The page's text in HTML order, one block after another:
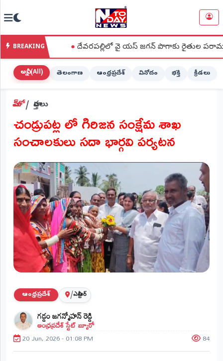
హోమ్
(Home)
STREAMING
లైవ్
టీవీ
(Live
లైవ్
రేడియో
(Live
Radio)
ప్రాంతీయ
వార్తలు
(STATE)
తెలంగాణ
ఆంధ్రప్రదేశ్
ప్రధాన
విభాగాలు
(MAIN)
BREAKING
●దేవరపల్లిలో వై యస్ జగన్ పొగాకు రైతుల పరామర్శ కార్యక్రమంలో
అన్నీ (All) తెలంగాణ ఆంధ్రప్రదేశ్ వినోదం భక్తి క్రీడలు
హోమ్ వార్తలు
చండ్రుపట్ల లో గిరిజన సంక్షేమ శాఖ
సంచాలకులు సదా భార్గవి పర్యటన
ఆంధ్రప్రదేశ్ /ఎన్టీఆర్
గడ్డం జగన్మోహన్ రెడ్డి
ఆంధ్రప్రదేశ్ స్టేట్ బ్యూరో
20 Jun, 2026 - 01:08 PM 84